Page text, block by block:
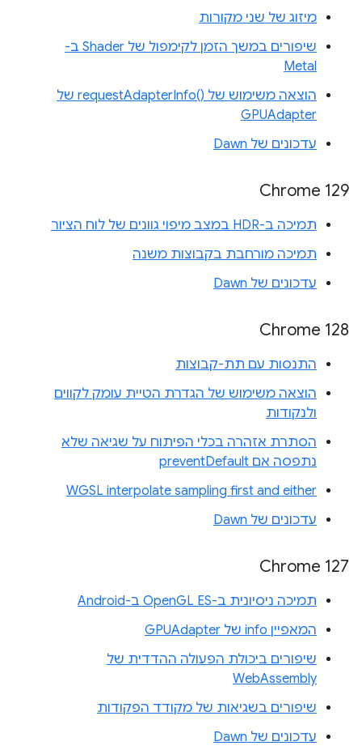
מיזוג של שני מקורות
שיפורים במשך הזמן לקימפול של Shader ב-
Metal
הוצאה משימוש של requestAdapterInfo()‎ של
GPUAdapter
עדכונים של Dawn
Chrome 129
תמיכה ב-HDR במצב מיפוי גוונים של לוח הציור
תמיכה מורחבת בקבוצות משנה
עדכונים של Dawn
‫Chrome 128
התנסות עם תת-קבוצות
הוצאה משימוש של הגדרת הטיית עומק לקווים
ולנקודות
הסתרת אזהרה בכלי הפיתוח על שגיאה שלא
נתפסה אם preventDefault
WGSL interpolate sampling first and either
עדכונים של Dawn
Chrome 127
תמיכה ניסיונית ב-OpenGL ES ב-Android
המאפיין info של GPUAdapter
שיפורים ביכולת הפעולה ההדדית של
WebAssembly
שיפורים בשגיאות של מקודד הפקודות
עדכונים של Dawn